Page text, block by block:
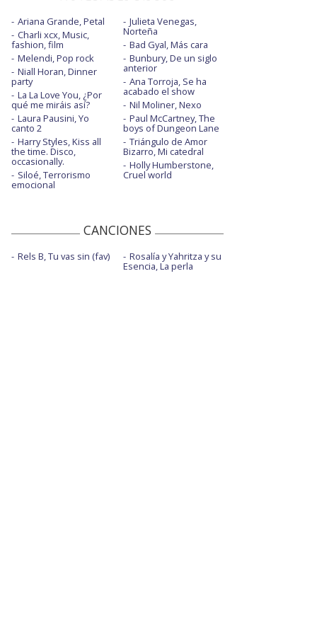
Ariana Grande, Petal
Charli xcx, Music,
fashion, film
Melendi, Pop rock
Niall Horan, Dinner
party
La La Love You, ¿Por
qué me miráis así?
Laura Pausini, Yo
canto 2
Harry Styles, Kiss all
the time. Disco,
occasionally.
Siloé, Terrorismo
emocional
Julieta Venegas,
Norteña
Bad Gyal, Más cara
Bunbury, De un siglo
anterior
Ana Torroja, Se ha
acabado el show
Nil Moliner, Nexo
Paul McCartney, The
boys of Dungeon Lane
Triángulo de Amor
Bizarro, Mi catedral
Holly Humberstone,
Cruel world
CANCIONES
Rels B, Tu vas sin (fav) Rosalía y Yahritza y su
Esencia, La perla